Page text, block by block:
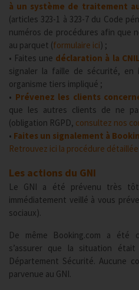
à un système de traitement
(articles 323-1 à 323-7 du Code
numéros de procédures afin que
au parquet (formulaire ici) ;
• Faites une déclaration à la CNIL
signaler la faille de sécurité, en
organisme tiers impliqué ;
• Prévenez les clients
que les autres clients de ne
(obligation RGPD, consultez nos
• Faites un signalement à
Retrouvez ici la procédure
Les actions du GNI
Le GNI a été prévenu très
immédiatement veillé à vous
sociaux).
De même Booking.com a été
s’assurer que la situation
Département Sécurité. Aucune
parvenue au GNI.